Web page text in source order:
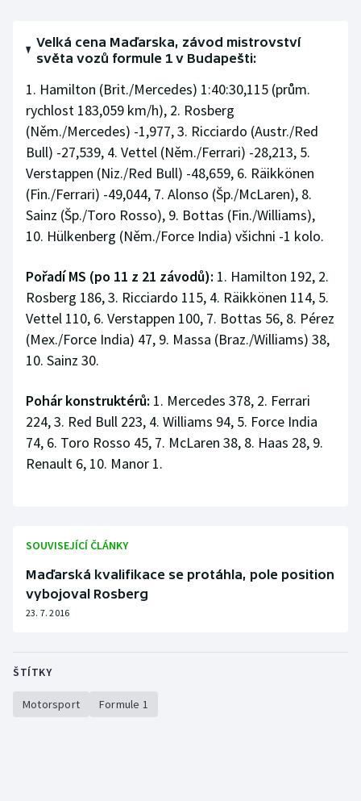
Triatlon
Veslování
Vodní slalom
Volejbal
Ostatní
Velká cena Maďarska, závod mistrovství
světa vozů formule 1 v Budapešti:
1. Hamilton (Brit./Mercedes) 1:40:30,115 (prům.
rychlost 183,059 km/h), 2. Rosberg
(Něm./Mercedes) -1,977, 3. Ricciardo (Austr./Red
Bull) -27,539, 4. Vettel (Něm./Ferrari) -28,213, 5.
Verstappen (Niz./Red Bull) -48,659, 6. Räikkönen
(Fin./Ferrari) -49,044, 7. Alonso (Šp./McLaren), 8.
Sainz (Šp./Toro Rosso), 9. Bottas (Fin./Williams),
10. Hülkenberg (Něm./Force India) všichni -1 kolo.
Pořadí MS (po 11 z 21 závodů): 1. Hamilton 192, 2.
Rosberg 186, 3. Ricciardo 115, 4. Räikkönen 114, 5.
Vettel 110, 6. Verstappen 100, 7. Bottas 56, 8. Pérez
(Mex./Force India) 47, 9. Massa (Braz./Williams) 38,
10. Sainz 30.
Pohár konstruktérů: 1. Mercedes 378, 2. Ferrari
224, 3. Red Bull 223, 4. Williams 94, 5. Force India
74, 6. Toro Rosso 45, 7. McLaren 38, 8. Haas 28, 9.
Renault 6, 10. Manor 1.
SOUVISEJÍCÍ ČLÁNKY
Maďarská kvalifikace se protáhla, pole position
vybojoval Rosberg
23. 7. 2016
ŠTÍTKY
Motorsport Formule 1